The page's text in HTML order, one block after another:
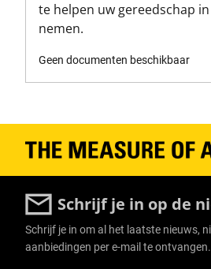
te helpen uw gereedschap
nemen.
Geen documenten beschikbaar
Schrijf je in op de
Schrijf je in om al het laatste nieuws,
aanbiedingen per e-mail te ontvangen.